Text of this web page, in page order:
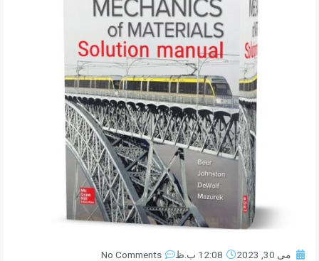
می 30, 2023 12:08 ب.ظ No Comments